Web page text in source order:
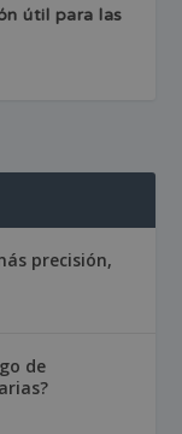
útil para las
precisión,
de